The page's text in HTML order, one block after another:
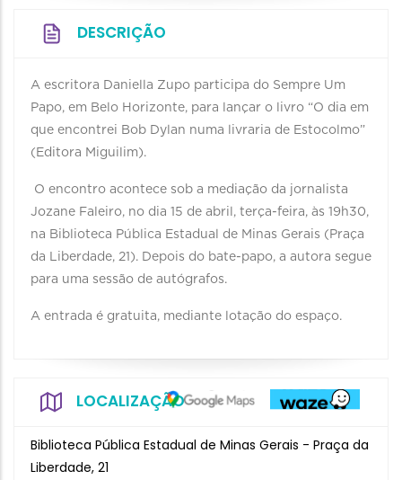
DESCRIÇÃO
A escritora Daniella Zupo participa do Sempre Um
Papo, em Belo Horizonte, para lançar o livro “O dia em
que encontrei Bob Dylan numa livraria de Estocolmo”
(Editora Miguilim).
O encontro acontece sob a mediação da jornalista
Jozane Faleiro, no dia 15 de abril, terça-feira, às 19h30,
na Biblioteca Pública Estadual de Minas Gerais (Praça
da Liberdade, 21). Depois do bate-papo, a autora segue
para uma sessão de autógrafos.
A entrada é gratuita, mediante lotação do espaço.
LOCALIZAÇÃO
Biblioteca Pública Estadual de Minas Gerais - Praça da
Liberdade, 21